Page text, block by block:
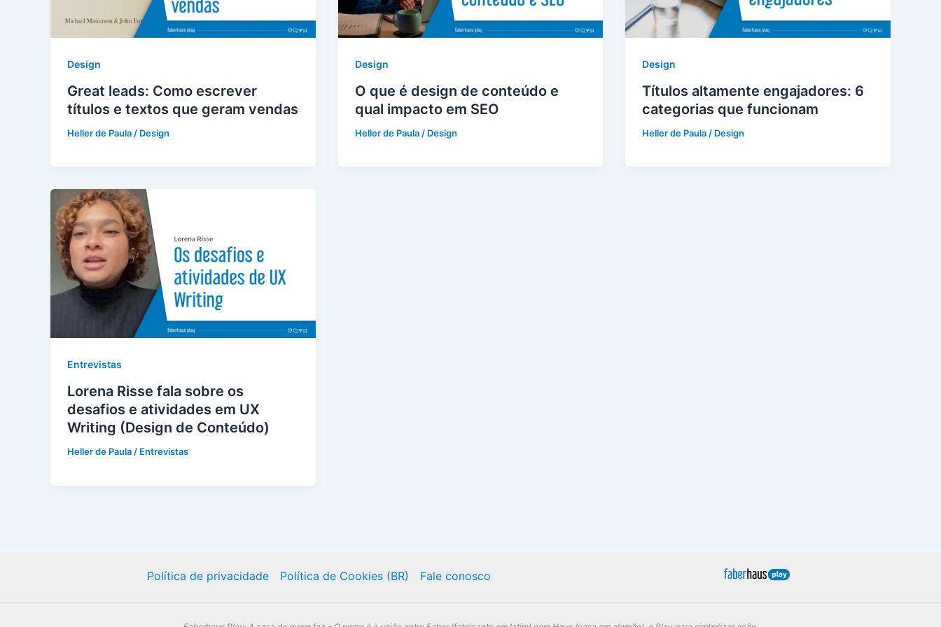
Design
Great leads: Como escrever
títulos e textos que geram vendas
Heller de Paula / Design
Design
O que é design de conteúdo e
qual impacto em SEO
Heller de Paula / Design
Design
Títulos altamente engajadores: 6
categorias que funcionam
Heller de Paula / Design
Entrevistas
Lorena Risse fala sobre os
desafios e atividades em UX
Writing (Design de Conteúdo)
Heller de Paula / Entrevistas
Política de privacidade Política de Cookies (BR) Fale conosco